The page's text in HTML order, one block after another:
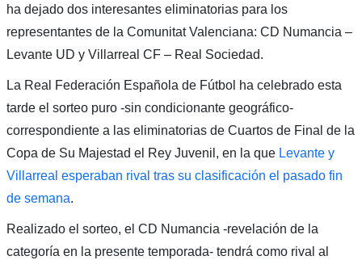
ha dejado dos interesantes eliminatorias para los
representantes de la Comunitat Valenciana: CD Numancia –
Levante UD y Villarreal CF – Real Sociedad.
La Real Federación Española de Fútbol ha celebrado esta
tarde el sorteo puro -sin condicionante geográfico-
correspondiente a las eliminatorias de Cuartos de Final de la
Copa de Su Majestad el Rey Juvenil, en la que Levante y
Villarreal esperaban rival tras su clasificación el pasado fin
de semana.
Realizado el sorteo, el CD Numancia -revelación de la
categoría en la presente temporada- tendrá como rival al